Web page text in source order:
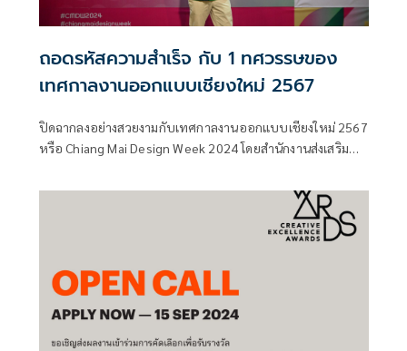
ถอดรหัสความสำเร็จ กับ 1 ทศวรรษของ
เทศกาลงานออกแบบเชียงใหม่ 2567
ปิดฉากลงอย่างสวยงามกับเทศกาลงานออกแบบเชียงใหม่ 2567
หรือ Chiang Mai Design Week 2024 โดยสำนักงานส่งเสริม